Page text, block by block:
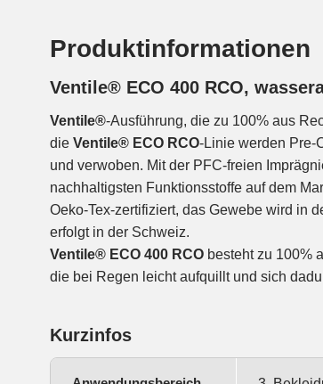
Produktinformationen
Ventile® ECO 400 RCO,
Ventile®-Ausführung, die zu 100% aus
die Ventile® ECO RCO-Linie werden Pre-
und verwoben. Mit der PFC-freien
nachhaltigsten Funktionsstoffe auf dem
Oeko-Tex-zertifiziert, das Gewebe wird in
erfolgt in der Schweiz.
Ventile® ECO 400 RCO besteht zu 100%
die bei Regen leicht aufquillt und sich
Kurzinfos